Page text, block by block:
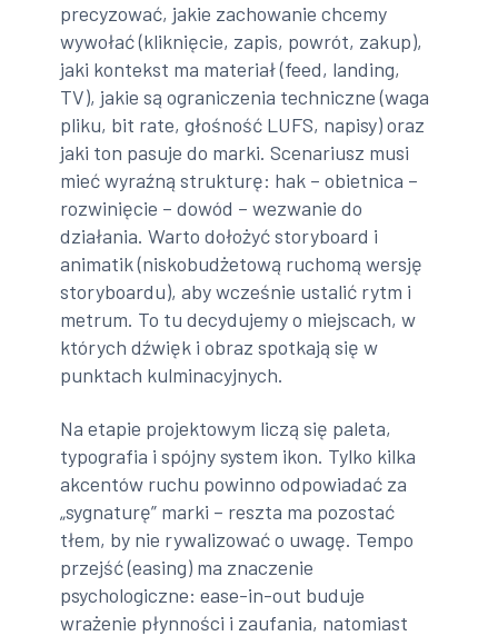
precyzować, jakie zachowanie chcemy
wywołać (kliknięcie, zapis, powrót, zakup),
jaki kontekst ma materiał (feed, landing,
TV), jakie są ograniczenia techniczne (waga
pliku, bit rate, głośność LUFS, napisy) oraz
jaki ton pasuje do marki. Scenariusz musi
mieć wyraźną strukturę: hak – obietnica –
rozwinięcie – dowód – wezwanie do
działania. Warto dołożyć storyboard i
animatik (niskobudżetową ruchomą wersję
storyboardu), aby wcześnie ustalić rytm i
metrum. To tu decydujemy o miejscach, w
których dźwięk i obraz spotkają się w
punktach kulminacyjnych.
Na etapie projektowym liczą się paleta,
typografia i spójny system ikon. Tylko kilka
akcentów ruchu powinno odpowiadać za
„sygnaturę” marki – reszta ma pozostać
tłem, by nie rywalizować o uwagę. Tempo
przejść (easing) ma znaczenie
psychologiczne: ease-in-out buduje
wrażenie płynności i zaufania, natomiast